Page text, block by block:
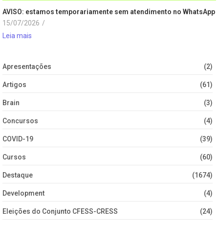
AVISO: estamos temporariamente sem atendimento no WhatsApp
15/07/2026 /
Leia mais
Apresentações (2)
Artigos (61)
Brain (3)
Concursos (4)
COVID-19 (39)
Cursos (60)
Destaque (1674)
Development (4)
Eleições do Conjunto CFESS-CRESS (24)